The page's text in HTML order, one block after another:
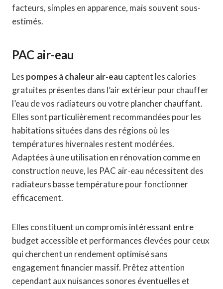
facteurs, simples en apparence, mais souvent sous-
estimés.
PAC air-eau
Les pompes à chaleur air-eau captent les calories
gratuites présentes dans l’air extérieur pour chauffer
l’eau de vos radiateurs ou votre plancher chauffant.
Elles sont particulièrement recommandées pour les
habitations situées dans des régions où les
températures hivernales restent modérées.
Adaptées à une utilisation en rénovation comme en
construction neuve, les PAC air-eau nécessitent des
radiateurs basse température pour fonctionner
efficacement.
Elles constituent un compromis intéressant entre
budget accessible et performances élevées pour ceux
qui cherchent un rendement optimisé sans
engagement financier massif. Prêtez attention
cependant aux nuisances sonores éventuelles et